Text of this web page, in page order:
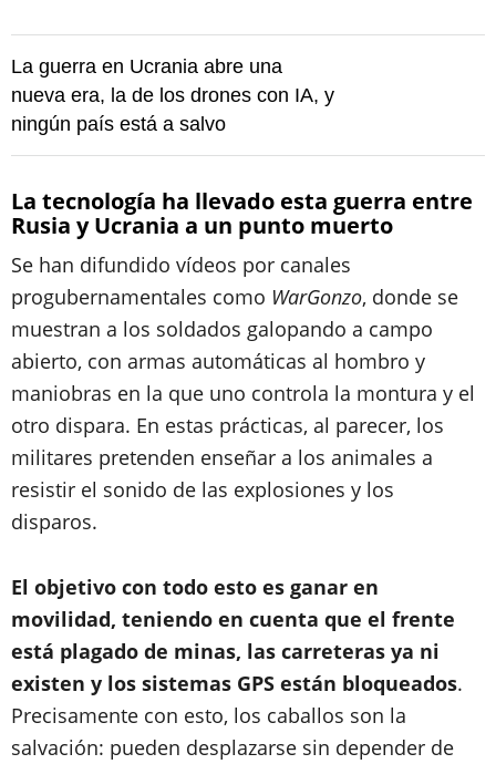
La guerra en Ucrania abre una
nueva era, la de los drones con IA, y
ningún país está a salvo
La tecnología ha llevado esta guerra entre
Rusia y Ucrania a un punto muerto
Se han difundido vídeos por canales
progubernamentales como WarGonzo, donde se
muestran a los soldados galopando a campo
abierto, con armas automáticas al hombro y
maniobras en la que uno controla la montura y el
otro dispara. En estas prácticas, al parecer, los
militares pretenden enseñar a los animales a
resistir el sonido de las explosiones y los
disparos.
El objetivo con todo esto es ganar en
movilidad, teniendo en cuenta que el frente
está plagado de minas, las carreteras ya ni
existen y los sistemas GPS están bloqueados.
Precisamente con esto, los caballos son la
salvación: pueden desplazarse sin depender de